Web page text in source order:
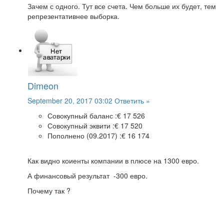
Зачем с одного. Тут все счета. Чем больше их будет, тем
репрезентативнее выборка.
Dimeon
September 20, 2017 03:02 Ответить »
Совокупный баланс :€ 17 526
Совокупный эквити :€ 17 520
Пополнено (09.2017) :€ 16 174
Как видно коиенты компании в плюсе на 1300 евро.
А финансовый результат -300 евро.
Почему так ?